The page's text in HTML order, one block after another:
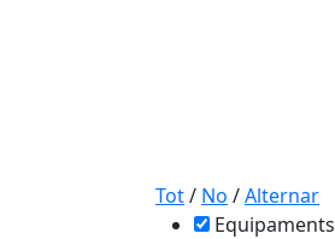
Tot/ No /Alternar
Equipaments